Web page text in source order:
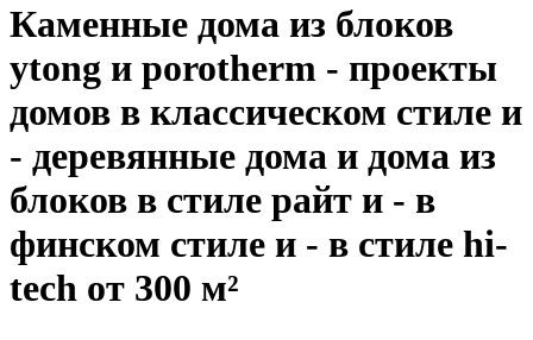
Каменные дома из блоков
ytong и porotherm - проекты
домов в классическом стиле и
- деревянные дома и дома из
блоков в стиле райт и - в
финском стиле и - в стиле hi-
tech от 300 м²